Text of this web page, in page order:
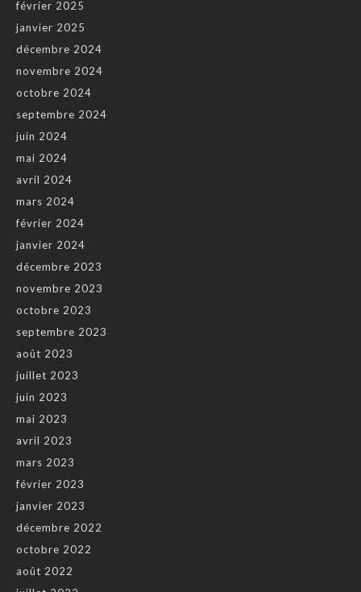
février 2025
janvier 2025
décembre 2024
novembre 2024
octobre 2024
septembre 2024
juin 2024
mai 2024
avril 2024
mars 2024
février 2024
janvier 2024
décembre 2023
novembre 2023
octobre 2023
septembre 2023
août 2023
juillet 2023
juin 2023
mai 2023
avril 2023
mars 2023
février 2023
janvier 2023
décembre 2022
octobre 2022
août 2022